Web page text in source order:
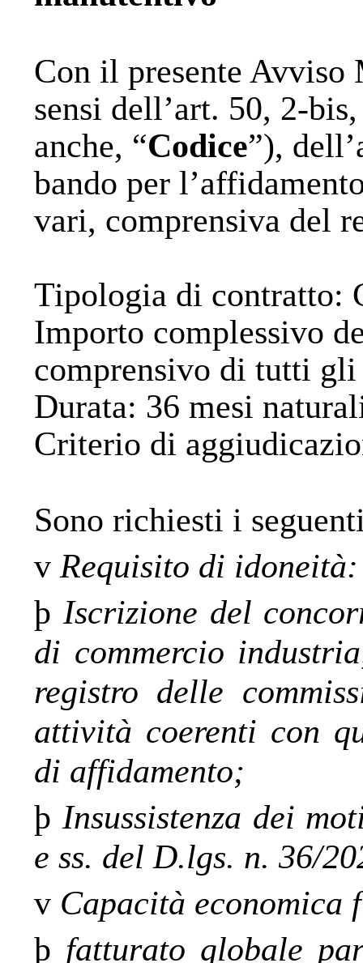
Con il presente Avviso
sensi dell’art. 50, 2-
anche, “Codice”),
bando per
vari, comprensiva del
Tipologia di contratto:
Importo complessivo
comprensivo di tutti
Durata: 36 mesi
Criterio di
Sono richiesti i
v Requisito di idoneità:
þ Iscrizione del
di commercio
registro delle
attività coerenti con
di affidamento;
þ Insussistenza dei
e ss. del D.lgs. n. 36/
v Capacità economica
þ fatturato globale